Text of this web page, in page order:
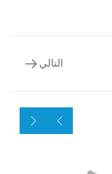
التالي